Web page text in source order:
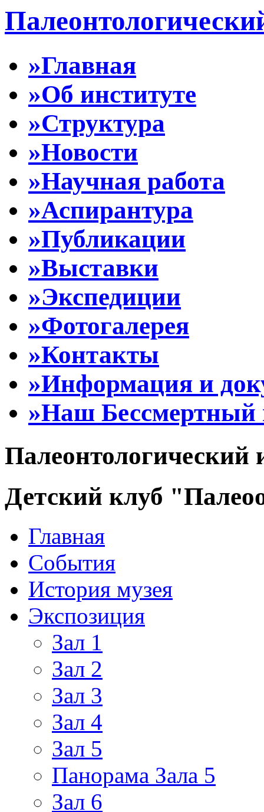
»Главная
»Об институте
»Структура
»Новости
»Научная работа
»Аспирантура
»Публикации
»Выставки
»Экспедиции
»Фотогалерея
»Контакты
»Информация и
»Наш Бессмертный
Палеонтологический
Детский клуб
Главная
События
История музея
Экспозиция
Зал 1
Зал 2
Зал 3
Зал 4
Зал 5
Панорама Зала 5
Зал 6